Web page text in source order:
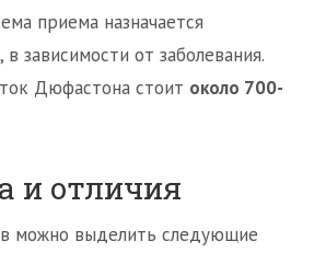
приема назначается
зависимости от заболевания.
Дюфастона стоит около 700-
и отличия
можно выделить следующие